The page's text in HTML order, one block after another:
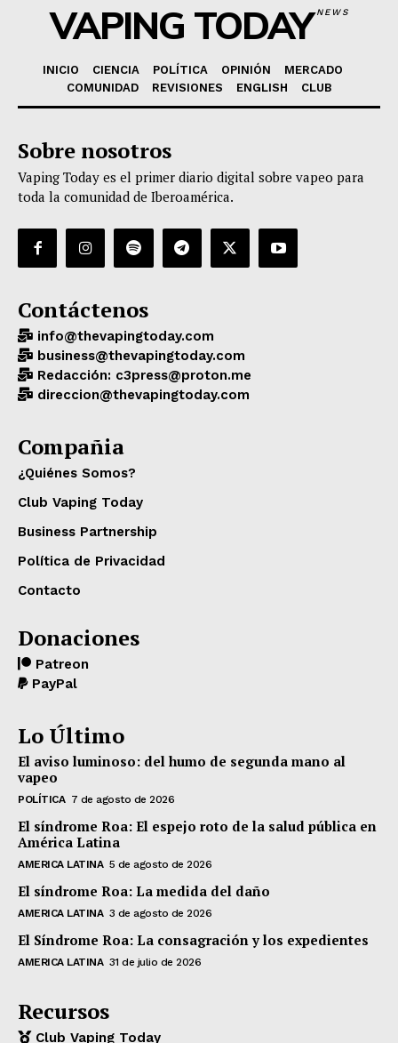
VAPING TODAYNEWS
INICIO CIENCIA POLÍTICA OPINIÓN
MERCADO
COMUNIDAD
REVISIONES ENGLISH CLUB
Sobre nosotros
Vaping Today es el primer diario digital sobre vapeo para
toda la comunidad de Iberoamérica.
Contáctenos
info@thevapingtoday.com
business@thevapingtoday.com
Redacción: c3press@proton.me
direccion@thevapingtoday.com
Compañia
¿Quiénes Somos?
Club Vaping Today
Business Partnership
Política de Privacidad
Contacto
Donaciones
Patreon
PayPal
Lo Último
El aviso luminoso: del humo de segunda mano al
vapeo
POLÍTICA 7 de agosto de 2026
El síndrome Roa: El espejo roto de la salud pública en
América Latina
AMERICA LATINA 5 de agosto de 2026
El síndrome Roa: La medida del daño
AMERICA LATINA 3 de agosto de 2026
El Síndrome Roa: La consagración y los expedientes
AMERICA LATINA 31 de julio de 2026
Recursos
Club Vaping Today